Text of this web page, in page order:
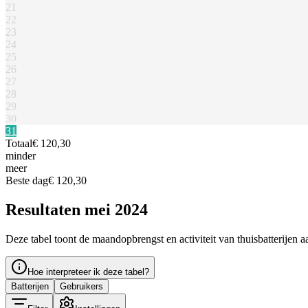
21
22
23
24
25
26
27
28
29
30
31
Totaal€ 120,30
minder
meer
Beste dag€ 120,30
Resultaten mei 2024
Deze tabel toont de maandopbrengst en activiteit van thuisbatterijen
Hoe interpreteer ik deze tabel?
Batterijen
Gebruikers